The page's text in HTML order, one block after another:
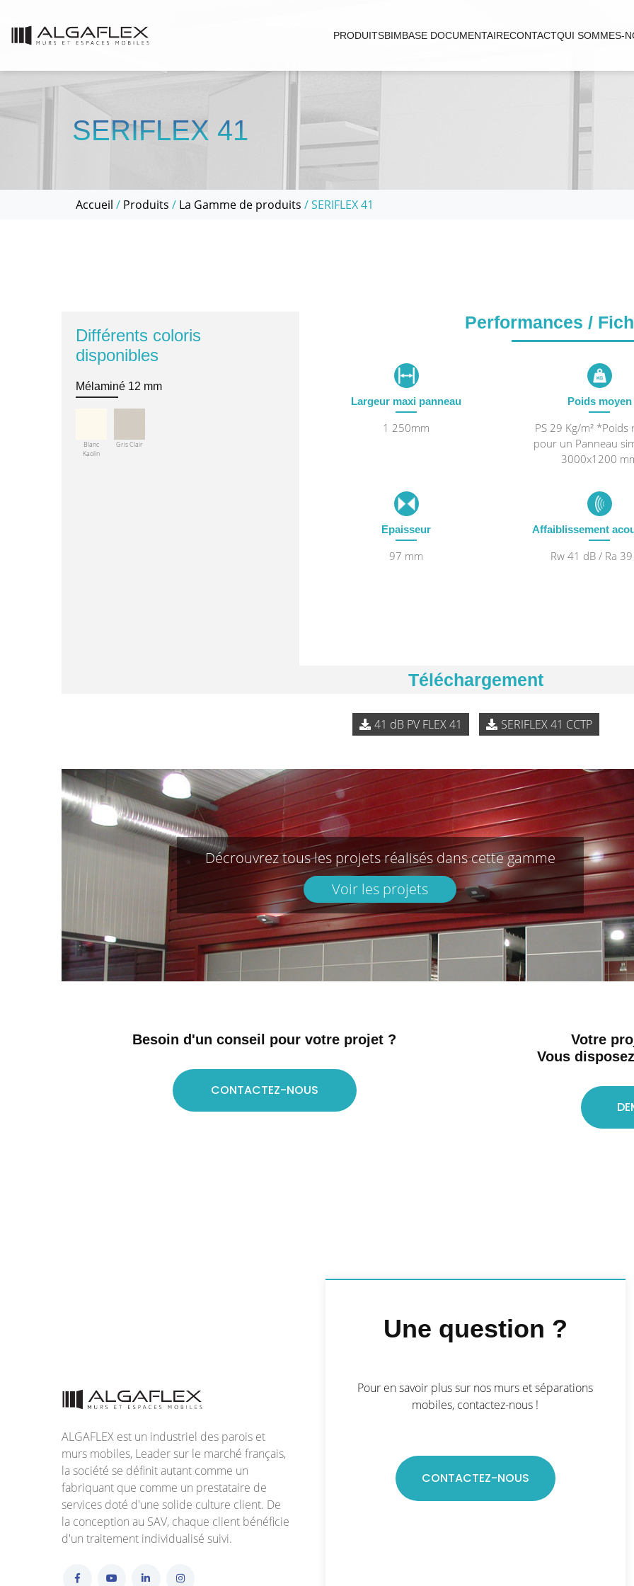
PRODUITSBIMBASE DOCUMENTAIRECONTACTQUI SOMMES-
SERIFLEX 41
Accueil / Produits / La Gamme de produits / SERIFLEX 41
Différents coloris
disponibles
Mélaminé 12 mm
Blanc
Kaolin
Gris Clair
Performances /
Largeur maxi panneau
1 250mm
Poids moyen
PS 29 Kg/m² *Poids
pour un Panneau
3000x1200
Epaisseur
97 mm
Affaiblissement
Rw 41 dB / Ra
Téléchargement
41 dB PV FLEX 41 SERIFLEX 41 CCTP
Décrouvrez tous les projets réalisés dans cette gamme
Voir les projets
Besoin d'un conseil pour votre projet ?
CONTACTEZ-NOUS
Votre
Vous
ALGAFLEX est un industriel des parois et
murs mobiles, Leader sur le marché français,
la société se définit autant comme un
fabriquant que comme un prestataire de
services doté d'une solide culture client. De
la conception au SAV, chaque client bénéficie
d'un traitement individualisé suivi.
Une question ?
Pour en savoir plus sur nos murs et séparations
mobiles, contactez-nous !
CONTACTEZ-NOUS